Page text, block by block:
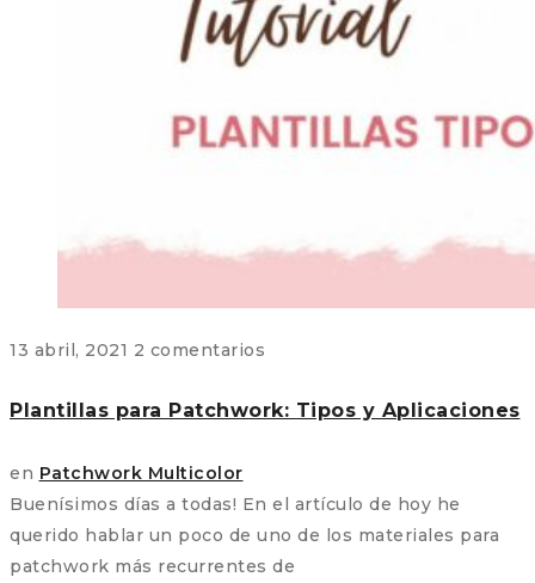
13 abril, 2021 2 comentarios
Plantillas para Patchwork: Tipos y Aplicaciones
en Patchwork Multicolor
Buenísimos días a todas! En el artículo de hoy he
querido hablar un poco de uno de los materiales para
patchwork más recurrentes de